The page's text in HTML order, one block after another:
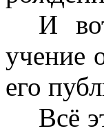
И
учение
его
Всё